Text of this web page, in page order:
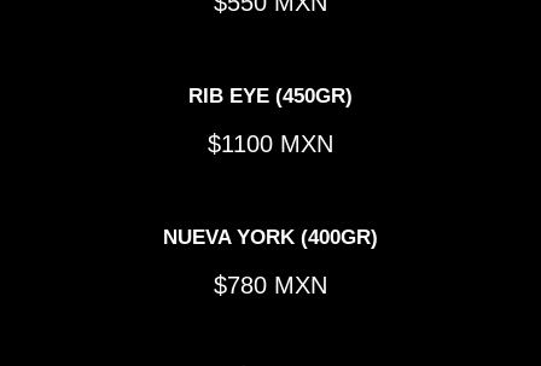
RIB EYE (450GR)
1100
NUEVA YORK (400GR)
780